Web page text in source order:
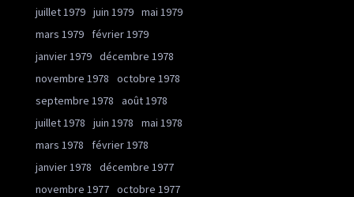
juillet 1979 juin 1979 mai 1979
mars 1979
février 1979
janvier 1979 décembre 1978
novembre 1978
octobre 1978
septembre 1978
août 1978
juillet 1978
juin 1978
mai 1978
mars 1978
février 1978
janvier 1978
décembre 1977
novembre 1977 octobre 1977